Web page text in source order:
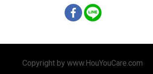
Copyright by www.HouYouCare.com